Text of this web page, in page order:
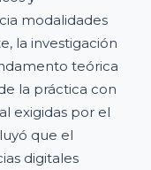
modalidades
la investigación
teórica
la práctica con
exigidas por el
que el
digitales